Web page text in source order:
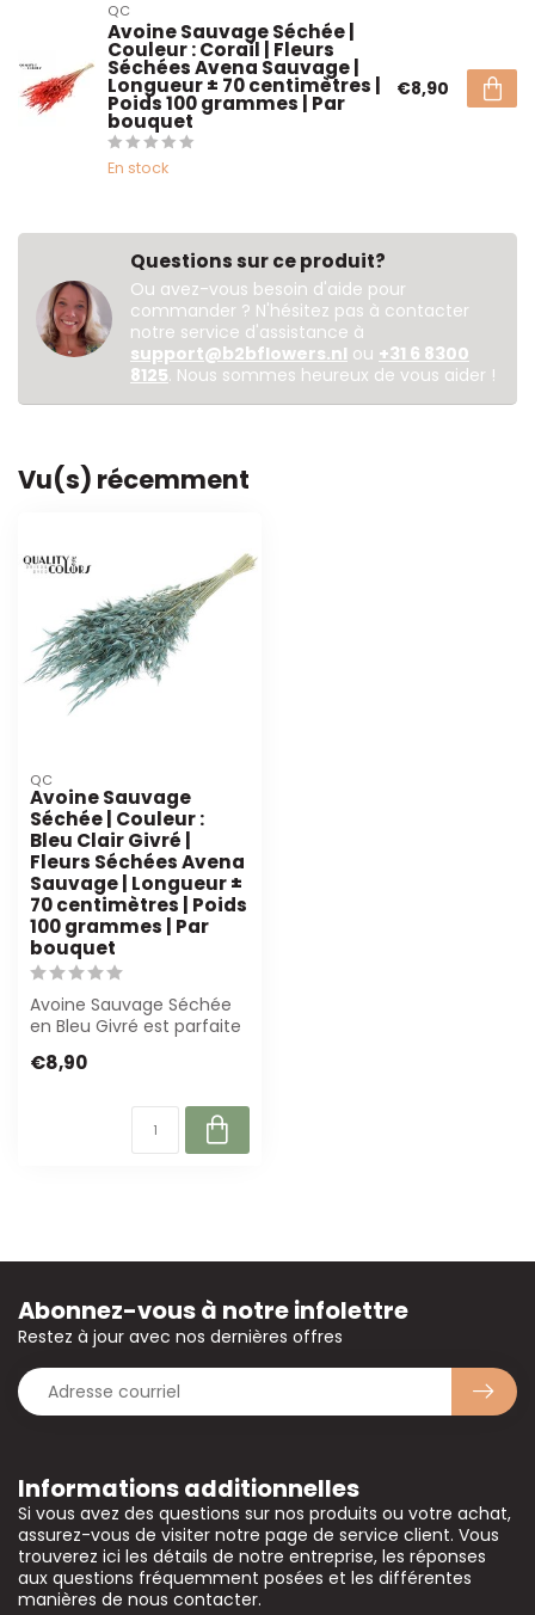
QC
Avoine Sauvage Séchée |
Couleur : Corail | Fleurs
Séchées Avena Sauvage |
Longueur ± 70 centimètres |
Poids 100 grammes | Par
bouquet
En stock
€8,90
Questions sur ce produit?
Ou avez-vous besoin d'aide pour
commander ? N'hésitez pas à contacter
notre service d'assistance à
support@b2bflowers.nl ou +31 6 8300
8125. Nous sommes heureux de vous aider !
Vu(s) récemment
QC
Avoine Sauvage
Séchée | Couleur :
Bleu Clair Givré |
Fleurs Séchées Avena
Sauvage | Longueur ±
70 centimètres | Poids
100 grammes | Par
bouquet
Avoine Sauvage Séchée
en Bleu Givré est parfaite
desi...
€8,90
Informations additionnelles
Si vous avez des questions sur nos produits ou votre achat,
assurez-vous de visiter notre page de service client. Vous
trouverez ici les détails de notre entreprise, les réponses
aux questions fréquemment posées et les différentes
manières de nous contacter.
Abonnez-vous à notre infolettre
Restez à jour avec nos dernières offres